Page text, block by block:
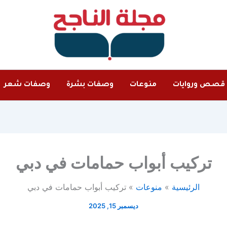
قصص وروايات منوعات وصفات بشرة وصفات شعر
تركيب أبواب حمامات في دبي
الرئيسية منوعات تركيب أبواب حمامات في دبي
ديسمبر 15, 2025